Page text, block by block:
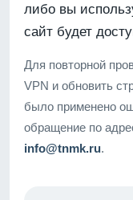
либо вы
сайт будет
Для повторной
VPN и обновить
было применено
обращение по
info@tnmk.ru.